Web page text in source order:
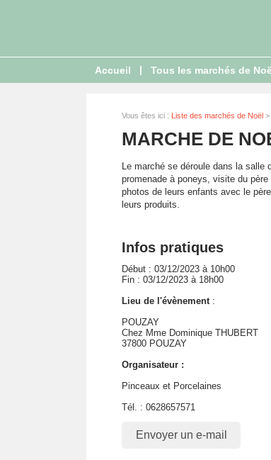
Accueil | Tous les marchés de
Vous êtes ici : Liste des marchés de Noël >
MARCHE DE
Le marché se déroule dans la
promenade à poneys, visite du
photos de leurs enfants avec le
leurs produits.
Infos pratiques
Début : 03/12/2023 à 10h00
Fin : 03/12/2023 à 18h00
Lieu de l'évènement:
POUZAY
Chez Mme Dominique THUBERT
37800 POUZAY
Organisateur :
Pinceaux et Porcelaines
Tél. : 0628657571
Envoyer un e-mail